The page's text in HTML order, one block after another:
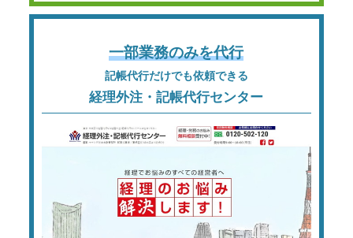
一部業務のみを代行
記帳代行だけでも依頼できる
経理外注・記帳代行センター